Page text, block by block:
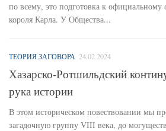
по всему, это подготовка к официальному
короля Карла. У Общества...
ТЕОРИЯ ЗАГОВОРА 24.02.2024
Хазарско-Ротшильдский
рука истории
В этом историческом повествовании мы
загадочную группу VIII века, до